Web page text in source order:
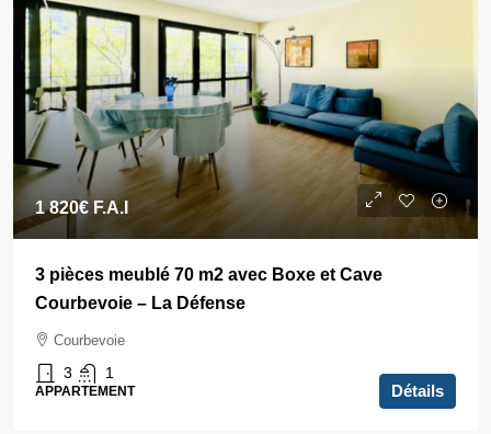
1 820€ F.A.I
3 pièces meublé 70 m2 avec Boxe et Cave
Courbevoie – La Défense
Courbevoie
3 1
APPARTEMENT Détails